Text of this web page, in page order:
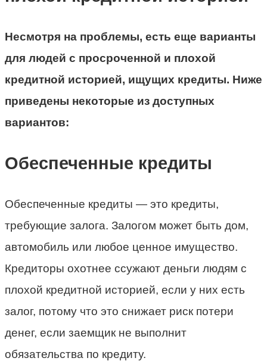
Несмотря на проблемы, есть еще варианты
для людей с просроченной и плохой
кредитной историей, ищущих кредиты. Ниже
приведены некоторые из доступных
вариантов:
Обеспеченные кредиты
Обеспеченные кредиты — это кредиты,
требующие залога. Залогом может быть дом,
автомобиль или любое ценное имущество.
Кредиторы охотнее ссужают деньги людям с
плохой кредитной историей, если у них есть
залог, потому что это снижает риск потери
денег, если заемщик не выполнит
обязательства по кредиту.